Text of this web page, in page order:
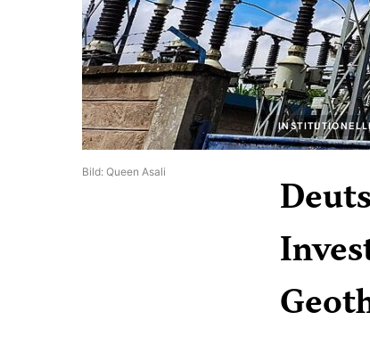
Bild: Queen Asali